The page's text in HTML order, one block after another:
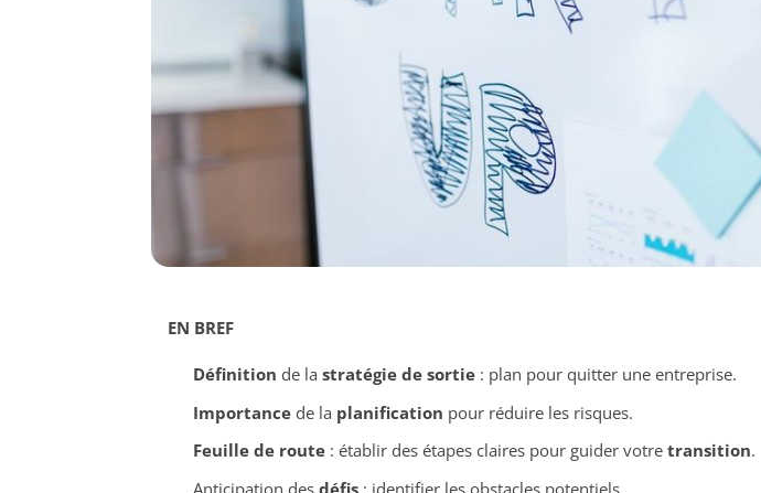
EN BREF
Définition de la stratégie de sortie: plan pour quitter une entreprise.
Importancede la planification pour réduire les risques.
Feuille de route: établir des étapes claires pour guider votre transition.
Anticipation des défis: identifier les obstacles potentiels.